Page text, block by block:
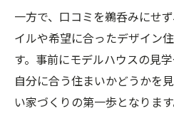
一方で、口コミを鵜呑みにせ
イルや希望に合ったデザイン
す。事前にモデルハウスの見
自分に合う住まいかどうかを
い家づくりの第一歩となります